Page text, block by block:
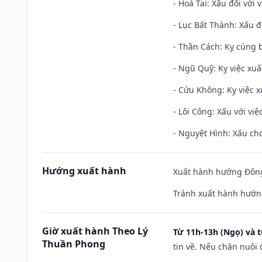
- Hoả Tai: Xấu đối với
- Lục Bất Thành: Xấu
- Thần Cách: Kỵ cúng
- Ngũ Quỹ: Kỵ việc
- Cửu Không: Kỵ việc
- Lôi Công: Xấu với
- Nguyệt Hình: Xấu
Hướng xuất hành
Xuất hành hướng
Tránh xuất hành
Giờ xuất hành Theo Lý
Thuần Phong
Từ 11h-13h (Ngọ) và
tin về. Nếu chăn nuôi